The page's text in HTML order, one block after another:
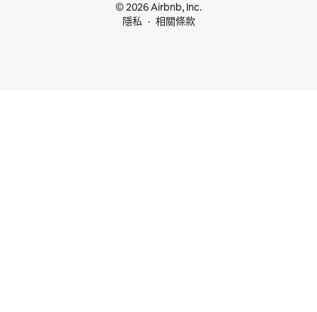
© 2026 Airbnb, Inc.
隱私
相關條款